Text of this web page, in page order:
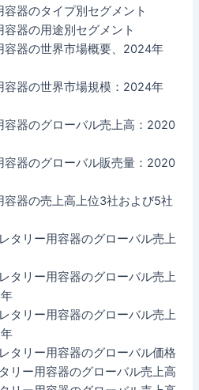
容器のタイプ別セグメント
容器の用途別セグメント
容器の世界市場概要、2024年
容器の世界市場規模：2024年
容器のグローバル売上高：2020
容器のグローバル販売量：2020
容器の売上高上位3社および5社
タリー用容器のグローバル売上
タリー用容器のグローバル売上
タリー用容器のグローバル売上
タリー用容器のグローバル価格
リー用容器のグローバル売上高